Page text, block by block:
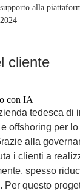
supporto alla
2024
cliente
con IA
tedesca di
offshoring per
alla
i clienti a
spesso
Per questo